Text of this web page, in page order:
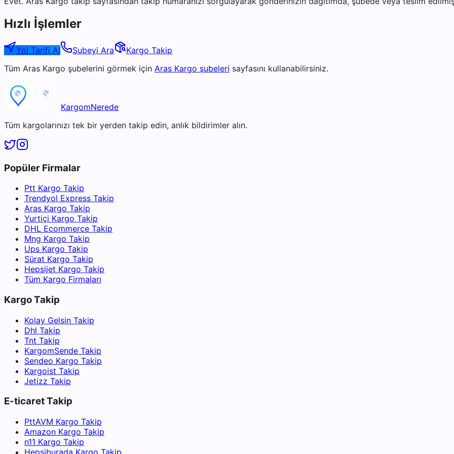
Hızlı İşlemler
Yol Tarifi Al Şubeyi Ara
Kargo Takip
Tüm Aras Kargo şubelerini görmek için Aras Kargo şubeleri sayfasını kullanabilirsiniz.
KargomNerede
Tüm kargolarınızı tek bir yerden takip edin, anlık bildirimler alın.
Popüler Firmalar
Ptt Kargo Takip
Trendyol Express Takip
Aras Kargo Takip
Yurtiçi Kargo Takip
DHL Ecommerce Takip
Mng Kargo Takip
Ups Kargo Takip
Sürat Kargo Takip
Hepsijet Kargo Takip
Tüm Kargo Firmaları
Kargo Takip
Kolay Gelsin Takip
Dhl Takip
Tnt Takip
KargomSende Takip
Sendeo Kargo Takip
Kargoist Takip
Jetizz Takip
E-ticaret Takip
PttAVM Kargo Takip
Amazon Kargo Takip
n11 Kargo Takip